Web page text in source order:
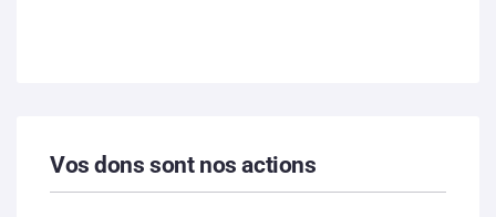
Vos dons sont nos actions